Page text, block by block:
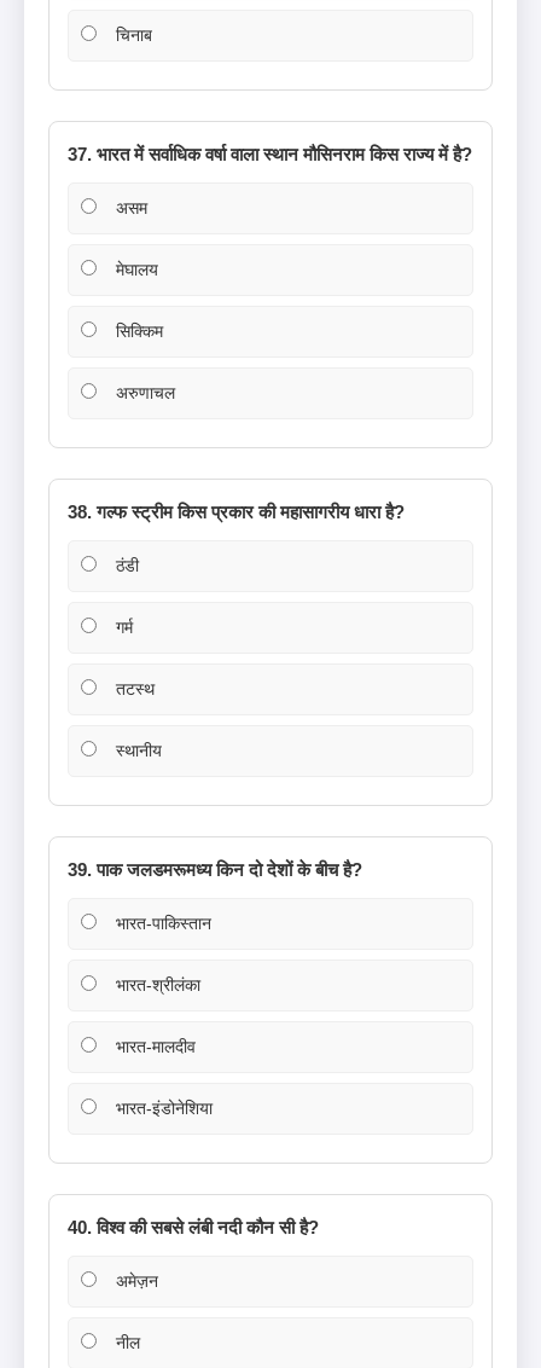
चिनाब
37. भारत में सर्वाधिक वर्षा वाला स्थान मौसिनराम किस राज्य में है?
असम
मेघालय
सिक्किम
अरुणाचल
38. गल्फ स्ट्रीम किस प्रकार की महासागरीय धारा है?
ठंडी
गर्म
तटस्थ
स्थानीय
39. पाक जलडमरूमध्य किन दो देशों के बीच है?
भारत-पाकिस्तान
भारत-श्रीलंका
भारत-मालदीव
भारत-इंडोनेशिया
40. विश्व की सबसे लंबी नदी कौन सी है?
अमेज़न
नील